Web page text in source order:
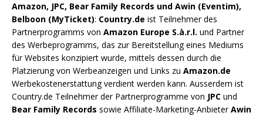
Amazon, JPC, Bear Family Records und Awin (Eventim),
Belboon (MyTicket): Country.de ist Teilnehmer des
Partnerprogramms von Amazon Europe S.à.r.l. und Partner
des Werbeprogramms, das zur Bereitstellung eines Mediums
für Websites konzipiert wurde, mittels dessen durch die
Platzierung von Werbeanzeigen und Links zu Amazon.de
Werbekostenerstattung verdient werden kann. Ausserdem ist
Country.de Teilnehmer der Partnerprogramme von JPC und
Bear Family Records sowie Affiliate-Marketing-AnbieterAwin